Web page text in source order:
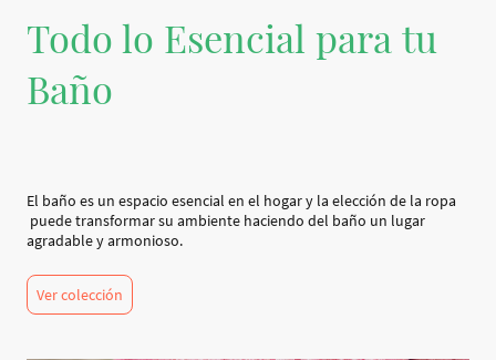
Todo lo Esencial para tu
Baño
El baño es un espacio esencial en el hogar y la elección de la ropa
puede transformar su ambiente haciendo del baño un lugar
agradable y armonioso.
Ver colección